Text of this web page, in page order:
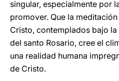
singular, especialmente por
promover. Que la
Cristo, contemplados bajo
del santo Rosario, cree el
una realidad humana
de Cristo.